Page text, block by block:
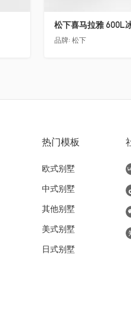
松下喜马拉雅 600L
品牌: 松下
热门模板
欧式别墅
中式别墅
其他别墅
美式别墅
日式别墅